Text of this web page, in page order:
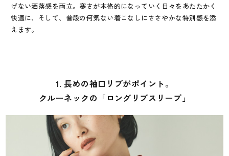
げない洒落感を両立。寒さが本格的になっていく日々をあたたかく
快適に、そして、普段の何気ない着こなしにささやかな特別感を添
えます。
1. 長めの袖口リブがポイント。
クルーネックの「ロングリブスリーブ」